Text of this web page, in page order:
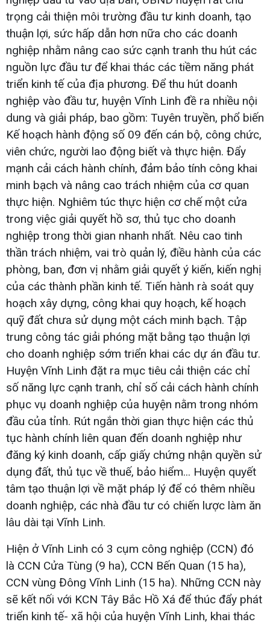
trọng cải thiện môi trường đầu tư kinh doanh, tạo
thuận lợi, sức hấp dẫn hơn nữa cho các doanh
nghiệp nhằm nâng cao sức cạnh tranh thu hút các
nguồn lực đầu tư để khai thác các tiềm năng phát
triển kinh tế của địa phương. Để thu hút doanh
nghiệp vào đầu tư, huyện Vĩnh Linh đề ra nhiều nội
dung và giải pháp, bao gồm: Tuyên truyền, phổ biến
Kế hoạch hành động số 09 đến cán bộ, công chức,
viên chức, người lao động biết và thực hiện. Đẩy
mạnh cải cách hành chính, đảm bảo tính công khai
minh bạch và nâng cao trách nhiệm của cơ quan
thực hiện. Nghiêm túc thực hiện cơ chế một cửa
trong việc giải quyết hồ sơ, thủ tục cho doanh
nghiệp trong thời gian nhanh nhất. Nêu cao tinh
thần trách nhiệm, vai trò quản lý, điều hành của các
phòng, ban, đơn vị nhằm giải quyết ý kiến, kiến nghị
của các thành phần kinh tế. Tiến hành rà soát quy
hoạch xây dựng, công khai quy hoạch, kế hoạch
quỹ đất chưa sử dụng một cách minh bạch. Tập
trung công tác giải phóng mặt bằng tạo thuận lợi
cho doanh nghiệp sớm triển khai các dự án đầu tư.
Huyện Vĩnh Linh đặt ra mục tiêu cải thiện các chỉ
số năng lực cạnh tranh, chỉ số cải cách hành chính
phục vụ doanh nghiệp của huyện nằm trong nhóm
đầu của tỉnh. Rút ngắn thời gian thực hiện các thủ
tục hành chính liên quan đến doanh nghiệp như
đăng ký kinh doanh, cấp giấy chứng nhận quyền sử
dụng đất, thủ tục về thuế, bảo hiểm... Huyện quyết
tâm tạo thuận lợi về mặt pháp lý để có thêm nhiều
doanh nghiệp, các nhà đầu tư có chiến lược làm ăn
lâu dài tại Vĩnh Linh.
Hiện ở Vĩnh Linh có 3 cụm công nghiệp (CCN) đó
là CCN Cửa Tùng (9 ha), CCN Bến Quan (15 ha),
CCN vùng Đông Vĩnh Linh (15 ha). Những CCN này
sẽ kết nối với KCN Tây Bắc Hồ Xá để thúc đẩy phát
triển kinh tế- xã hội của huyện Vĩnh Linh, khai thác